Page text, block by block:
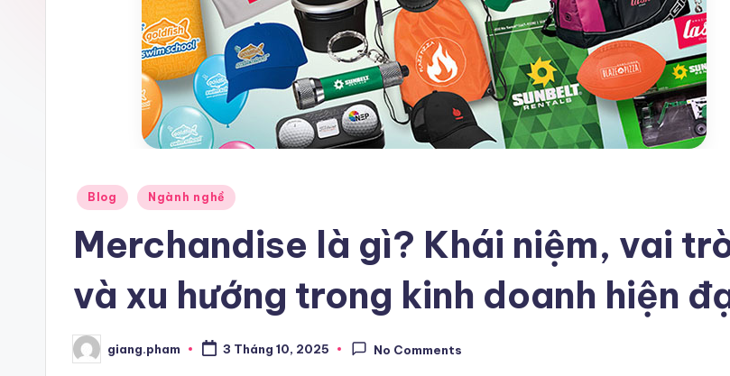
Posted
Blog Ngành nghề
Merchandise là gì? Khái niệm, vai
và xu hướng trong kinh doanh hiện
Posted
by
giang.pham 3 Tháng 10, 2025 No Comments